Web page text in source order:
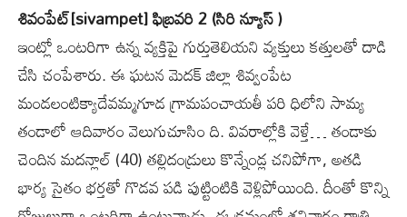
శివంపేట్[sivampet] ఫిబ్రవరి 2 (సిరి న్యూస్ )
ఇంట్లో ఒంటరిగా ఉన్న వ్యక్తిపై గుర్తుతెలియని వ్యక్తులు కత్తులతో దాడి
చేసి చంపేశారు. ఈ ఘటన మెదక్ జిల్లా శివ్వంపేట
మండలంటిక్యాదేవమ్మగూడ గ్రామపంచాయతీ పరి ధిలోని సామ్య
తండాలో ఆదివారం వెలుగుచూసిం ది. వివరాల్లోకి వెళ్తే… తండాకు
చెందిన మదన్లాల్ (40) తల్లిదండ్రులు కొన్నేండ్ల చనిపోగా, అతడి
భార్య సైతం భర్తతో గొడవ పడి పుట్టింటికి వెళ్లిపోయింది. దీంతో కొన్ని